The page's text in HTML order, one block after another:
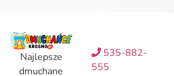
Najlepsze
dmuchane
535-882-
555